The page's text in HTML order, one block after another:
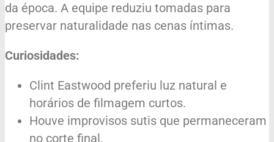
da época. A equipe reduziu tomadas para
preservar naturalidade nas cenas íntimas.
Curiosidades:
Clint Eastwood preferiu luz natural e
horários de filmagem curtos.
Houve improvisos sutis que permaneceram
no corte final.